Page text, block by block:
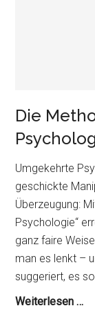
Die
Umgekehrte
geschickte
Überzeugung:
Psychologie“
ganz faire
man es lenkt –
suggeriert, es
Weiterlesen …Die